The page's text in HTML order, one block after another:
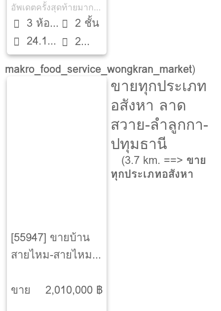
Prime
Watcharapol-
Saimai]
อัพเดตครั้งสุดท้ายมากกว่า 30 วัน
3 ห้อง
นอน24.1
ตรว.
2 ชั้น
2
ห้องน้ำ
makro_food_service_wongkran_market)
[55947] ขายบ้าน
สายไหม-สายไหม-
ขาย
2,010,000 ฿
ขายทุกประเภท
อสังหา ลาด
สวาย-ลำลูกกา-
ปทุมธานี
(3.7 km. ==> ขาย
ทุกประเภทอสังหา